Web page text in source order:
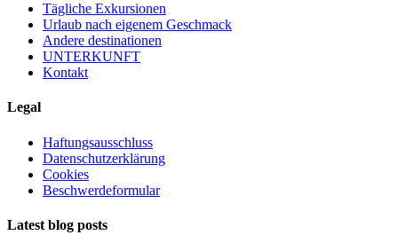
Tägliche Exkursionen
Urlaub nach eigenem Geschmack
Andere destinationen
UNTERKUNFT
Kontakt
Legal
Haftungsausschluss
Datenschutzerklärung
Cookies
Beschwerdeformular
Latest blog posts